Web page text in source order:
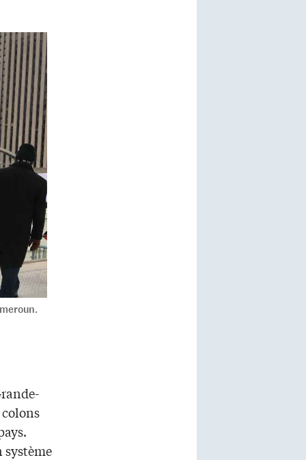
système